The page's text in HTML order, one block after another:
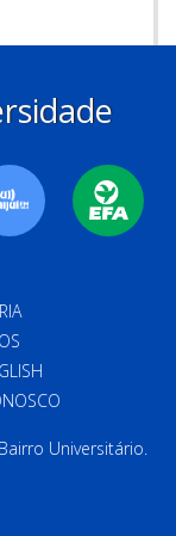
Universitário.